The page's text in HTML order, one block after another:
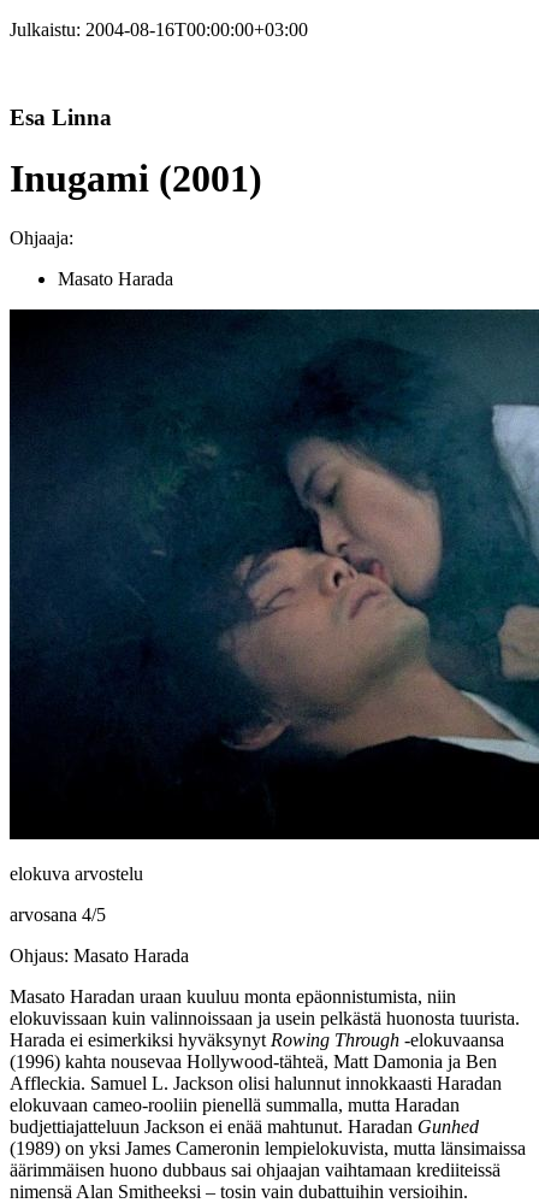
Julkaistu: 2004-08-16T00:00:00+03:00
Esa Linna
Inugami (2001)
Ohjaaja:
Masato Harada
elokuva arvostelu
arvosana 4/5
Ohjaus: Masato Harada
Masato Haradan uraan kuuluu monta epäonnistumista, niin
elokuvissaan kuin valinnoissaan ja usein pelkästä huonosta tuurista.
Harada ei esimerkiksi hyväksynyt Rowing Through ‑elokuvaansa
(1996) kahta nousevaa Hollywood-tähteä, Matt Damonia ja Ben
Affleckia. Samuel L. Jackson olisi halunnut innokkaasti Haradan
elokuvaan cameo-rooliin pienellä summalla, mutta Haradan
budjettiajatteluun Jackson ei enää mahtunut. Haradan Gunhed
(1989) on yksi James Cameronin lempielokuvista, mutta länsimaissa
äärimmäisen huono dubbaus sai ohjaajan vaihtamaan krediiteissä
nimensä Alan Smitheeksi – tosin vain dubattuihin versioihin.